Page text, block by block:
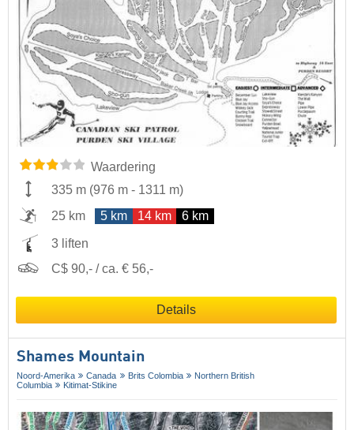
Waardering
335 m (976 m - 1311 m)
25 km
5 km 14 km 6 km
3 liften
C$ 90,- / ca. € 56,-
Details
Shames Mountain
Noord-Amerika Canada Brits Colombia
Northern British
Columbia
Kitimat-Stikine